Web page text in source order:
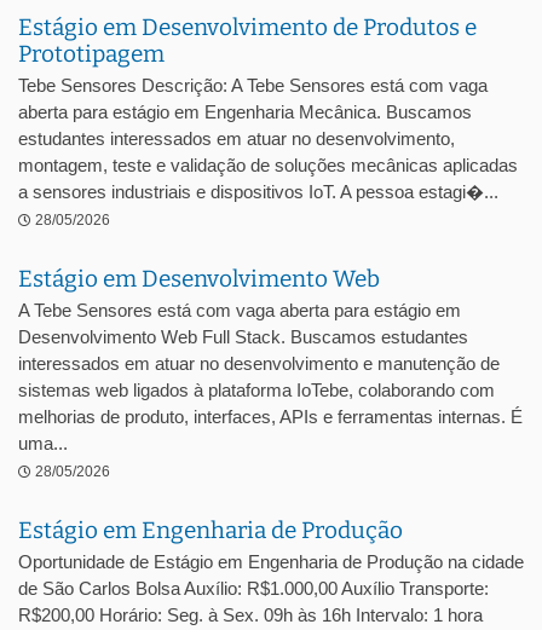
Estágio em Desenvolvimento de Produtos e
Prototipagem
Tebe Sensores Descrição: A Tebe Sensores está com vaga
aberta para estágio em Engenharia Mecânica. Buscamos
estudantes interessados em atuar no desenvolvimento,
montagem, teste e validação de soluções mecânicas aplicadas
a sensores industriais e dispositivos IoT. A pessoa estagi�...
28/05/2026
Estágio em Desenvolvimento Web
A Tebe Sensores está com vaga aberta para estágio em
Desenvolvimento Web Full Stack. Buscamos estudantes
interessados em atuar no desenvolvimento e manutenção de
sistemas web ligados à plataforma IoTebe, colaborando com
melhorias de produto, interfaces, APIs e ferramentas internas. É
uma...
28/05/2026
Estágio em Engenharia de Produção
Oportunidade de Estágio em Engenharia de Produção na cidade
de São Carlos Bolsa Auxílio: R$1.000,00 Auxílio Transporte:
R$200,00 Horário: Seg. à Sex. 09h às 16h Intervalo: 1 hora